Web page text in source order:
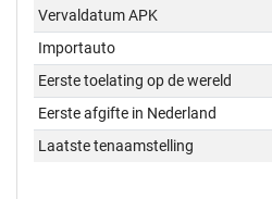
Vervaldatum APK
Importauto
Eerste toelating op de wereld
Eerste afgifte in Nederland
Laatste tenaamstelling